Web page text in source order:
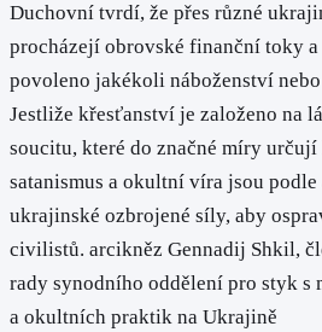
Duchovní tvrdí, že přes různé
procházejí obrovské finanční toky
povoleno jakékoli náboženství
Jestliže křesťanství je založeno na
soucitu, které do značné míry
satanismus a okultní víra jsou
ukrajinské ozbrojené síly, aby
civilistů. arcikněz Gennadij Shkil,
rady synodního oddělení pro styk s
a okultních praktik na Ukrajině